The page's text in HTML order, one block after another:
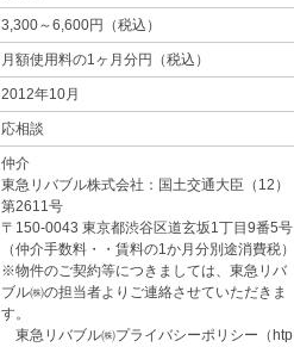
3,300～6,600円（税込）
月額使用料の1ヶ月分円（税込）
2012年10月
応相談
仲介
東急リバブル株式会社：国土交通大臣（12）
第2611号
〒150-0043 東京都渋谷区道玄坂1丁目9番5号
（仲介手数料・・賃料の1か月分別途消費税）
※物件のご契約等につきましては、東急リバ
ブル㈱の担当者よりご連絡させていただきま
す。
東急リバブル㈱プライバシーポリシー（htp